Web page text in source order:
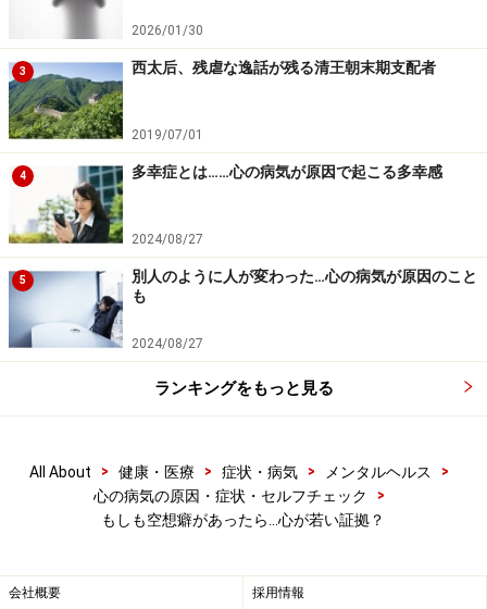
2026/01/30
3 西太后、残虐な逸話が残る清王朝末期支配者
2019/07/01
4 多幸症とは……心の病気が原因で起こる多幸感
2024/08/27
5
別人のように人が変わった…心の病気が原因のこと
も
2024/08/27
ランキングをもっと見る
All About > 健康・医療 > 症状・病気 > メンタルヘルス
>
心の病気の原因・症状・セルフチェック
>
もしも空想癖があったら…心が若い証拠？
会社概要 採用情報